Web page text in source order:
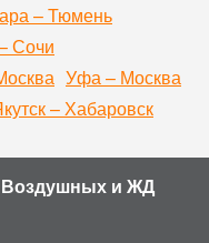
– Тюмень
Сочи
Уфа – Москва
– Хабаровск
Воздушных и ЖД